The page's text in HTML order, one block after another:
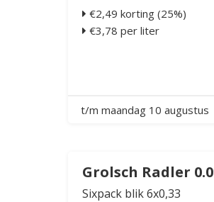
€2,49 korting (25%)
€3,78 per liter
t/m maandag 10 augustus
Grolsch Radler
Sixpack blik 6x0,33